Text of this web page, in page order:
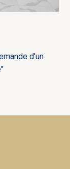
d'un